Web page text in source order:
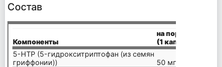
Состав
Компоненты
на порцию
(1 капсула)
5-HTP (5-гидрокситриптофан (из семян
гриффонии))
50 мг